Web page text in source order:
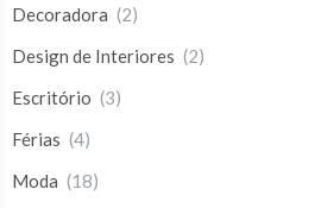
Decoradora (2)
Design de Interiores (2)
Escritório (3)
Férias (4)
Moda (18)